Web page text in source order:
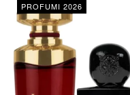
PROFUMI 2026